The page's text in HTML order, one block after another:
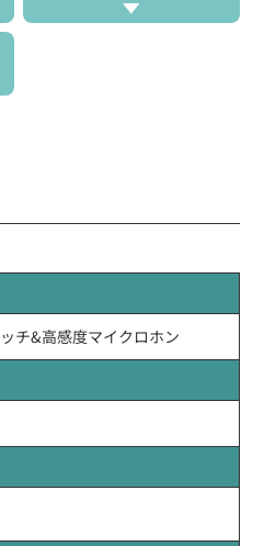
チ&高感度マイクロホン